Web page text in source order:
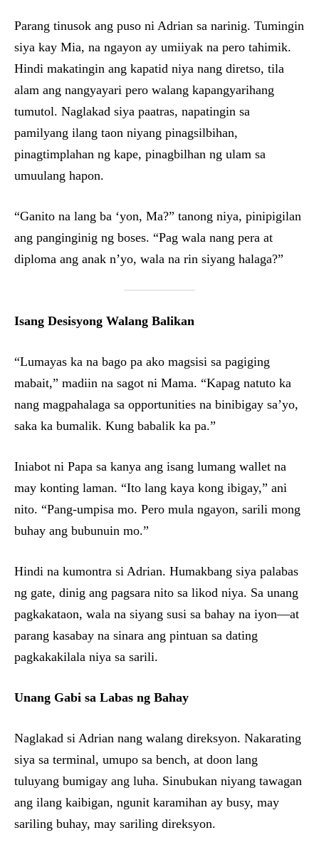
Parang tinusok ang puso ni Adrian sa narinig. Tumingin
siya kay Mia, na ngayon ay umiiyak na pero tahimik.
Hindi makatingin ang kapatid niya nang diretso, tila
alam ang nangyayari pero walang kapangyarihang
tumutol. Naglakad siya paatras, napatingin sa
pamilyang ilang taon niyang pinagsilbihan,
pinagtimplahan ng kape, pinagbilhan ng ulam sa
umuulang hapon.
“Ganito na lang ba ‘yon, Ma?” tanong niya, pinipigilan
ang panginginig ng boses. “Pag wala nang pera at
diploma ang anak n’yo, wala na rin siyang halaga?”
Isang Desisyong Walang Balikan
“Lumayas ka na bago pa ako magsisi sa pagiging
mabait,” madiin na sagot ni Mama. “Kapag natuto ka
nang magpahalaga sa opportunities na binibigay sa’yo,
saka ka bumalik. Kung babalik ka pa.”
Iniabot ni Papa sa kanya ang isang lumang wallet na
may konting laman. “Ito lang kaya kong ibigay,” ani
nito. “Pang-umpisa mo. Pero mula ngayon, sarili mong
buhay ang bubunuin mo.”
Hindi na kumontra si Adrian. Humakbang siya palabas
ng gate, dinig ang pagsara nito sa likod niya. Sa unang
pagkakataon, wala na siyang susi sa bahay na iyon—at
parang kasabay na sinara ang pintuan sa dating
pagkakakilala niya sa sarili.
Unang Gabi sa Labas ng Bahay
Naglakad si Adrian nang walang direksyon. Nakarating
siya sa terminal, umupo sa bench, at doon lang
tuluyang bumigay ang luha. Sinubukan niyang tawagan
ang ilang kaibigan, ngunit karamihan ay busy, may
sariling buhay, may sariling direksyon.